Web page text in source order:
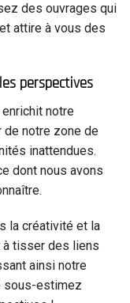
des ouvrages qui
attire à vous des
perspectives
notre
de notre zone de
inattendues.
dont nous avons
la créativité et la
à tisser des liens
ainsi notre
sous-estimez